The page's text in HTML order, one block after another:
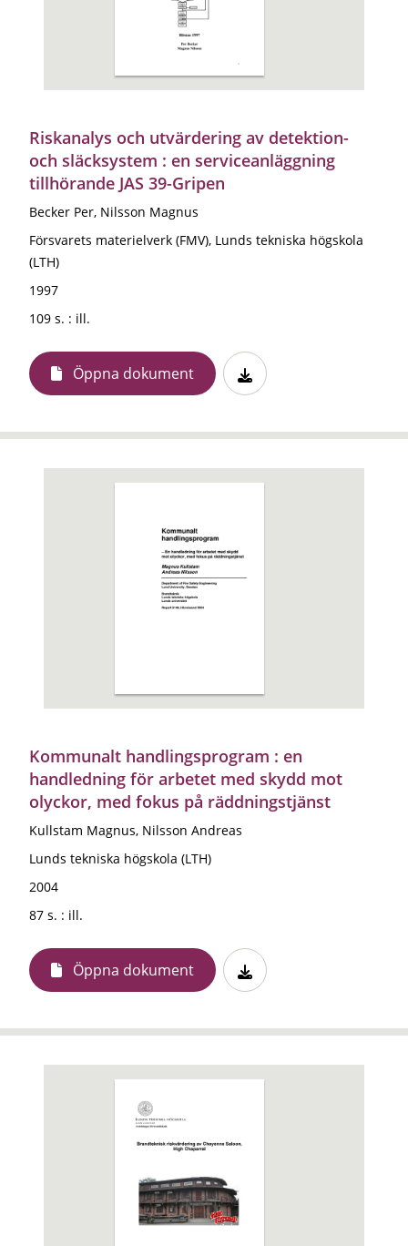
Riskanalys och utvärdering av detektion-
och släcksystem : en serviceanläggning
tillhörande JAS 39-Gripen
Becker Per, Nilsson Magnus
Försvarets materielverk (FMV), Lunds tekniska högskola
(LTH)
1997
109 s. : ill.
Öppna dokument
Kommunalt handlingsprogram : en
handledning för arbetet med skydd mot
olyckor, med fokus på räddningstjänst
Kullstam Magnus, Nilsson Andreas
Lunds tekniska högskola (LTH)
2004
87 s. : ill.
Öppna dokument